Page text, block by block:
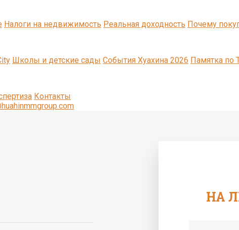
Налоги на недвижимость Реальная доходность Почему
Школы и детские сады События Хуахина 2026 Памятка по
Контакты
НА